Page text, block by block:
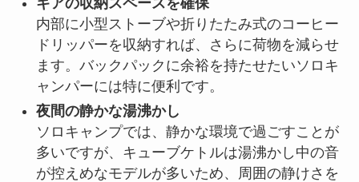
ギアの収納スペースを確保
内部に小型ストーブや折りたたみ式のコーヒー
ドリッパーを収納すれば、さらに荷物を減らせ
ます。バックパックに余裕を持たせたいソロキ
ャンパーには特に便利です。
夜間の静かな湯沸かし
ソロキャンプでは、静かな環境で過ごすことが
多いですが、キューブケトルは湯沸かし中の音
が控えめなモデルが多いため、周囲の静けさを